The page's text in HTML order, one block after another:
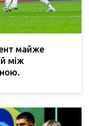
майже
між